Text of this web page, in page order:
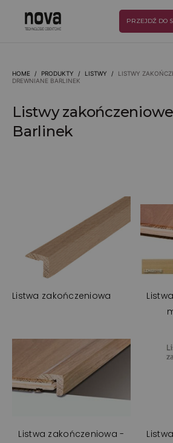
PRZEJDŹ DO
HOME / PRODUKTY / LISTWY /
LISTWY
DREWNIANE BARLINEK
Listwy
Barlinek
Listwa zakończeniowa
Listwa zakończeniowa -